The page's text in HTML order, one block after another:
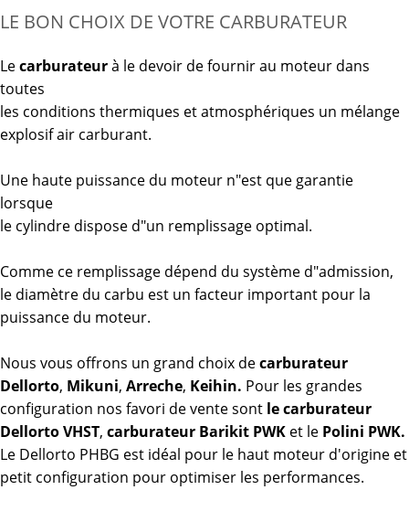
LE BON CHOIX DE VOTRE CARBURATEUR
Lecarburateurà le devoir de fournir au moteur dans
toutes
les conditions thermiques et atmosphériques un mélange
explosif air carburant.
Une haute puissance du moteur n"est que garantie
lorsque
le cylindre dispose d"un remplissage optimal.
Comme ce remplissage dépend du système d"admission,
le diamètre du carbu est un facteur important pour la
puissance du moteur.
Nous vous offrons un grand choix decarburateur
Dellorto, Mikuni, Arreche, Keihin. Pour les grandes
configuration nos favori de vente sont le carburateur
Dellorto VHST, carburateur Barikit PWK et le Polini PWK.
Le Dellorto PHBG est idéal pour le haut moteur d'origine et
petit configuration pour optimiser les performances.